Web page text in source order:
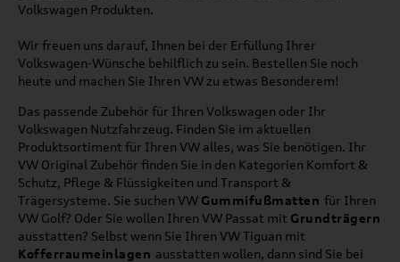
Volkswagen Produkten.
Wir freuen uns darauf, Ihnen bei der Erfüllung Ihrer
Volkswagen-Wünsche behilflich zu sein. Bestellen Sie noch
heute und machen Sie Ihren VW zu etwas Besonderem!
Das passende Zubehör für Ihren Volkswagen oder Ihr
Volkswagen Nutzfahrzeug. Finden Sie im aktuellen
Produktsortiment für Ihren VW alles, was Sie benötigen. Ihr
VW Original Zubehör finden Sie in den Kategorien Komfort &
Schutz, Pflege & Flüssigkeiten und Transport &
Trägersysteme. Sie suchen VW Gummifußmatten für Ihren
VW Golf? Oder Sie wollen Ihren VW Passat mit Grundträgern
ausstatten? Selbst wenn Sie Ihren VW Tiguan mit
Kofferraumeinlagen ausstatten wollen, dann sind Sie bei